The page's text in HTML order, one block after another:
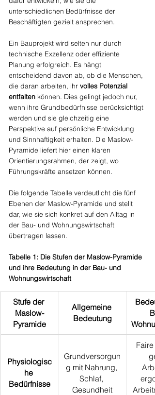
unterschiedlichen Bedürfnisse der
Beschäftigten gezielt ansprechen.
Ein Bauprojekt wird selten nur durch
technische Exzellenz oder effiziente
Planung erfolgreich. Es hängt
entscheidend davon ab, ob die Menschen,
die daran arbeiten, ihr volles Potenzial
entfalten können. Dies gelingt jedoch nur,
wenn ihre Grundbedürfnisse berücksichtigt
werden und sie gleichzeitig eine
Perspektive auf persönliche Entwicklung
und Sinnhaftigkeit erhalten. Die Maslow-
Pyramide liefert hier einen klaren
Orientierungsrahmen, der zeigt, wo
Führungskräfte ansetzen können.
Die folgende Tabelle verdeutlicht die fünf
Ebenen der Maslow-Pyramide und stellt
dar, wie sie sich konkret auf den Alltag in
der Bau- und Wohnungswirtschaft
übertragen lassen.
Tabelle 1: Die Stufen der Maslow-Pyramide
und ihre Bedeutung in der Bau- und
Wohnungswirtschaft
Stufe der
Maslow-
Pyramide
Allgemeine
Bedeutung
Physiologisc
he
Bedürfnisse
Grundversorgun
g mit Nahrung,
Schlaf,
Gesundheit